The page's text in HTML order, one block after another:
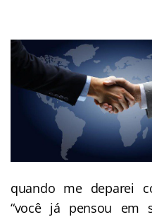
quando me deparei
“você já pensou em